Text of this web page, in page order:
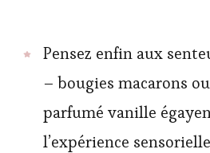
Pensez enfin aux
– bougies macarons
parfumé vanille
l’expérience